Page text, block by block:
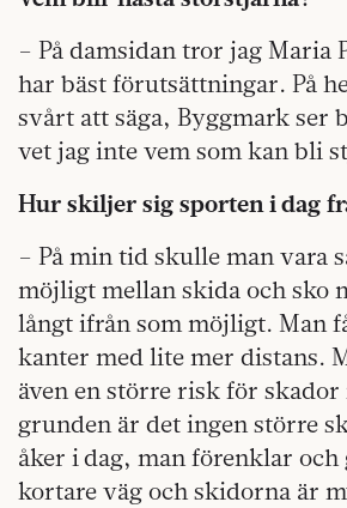
– På damsidan tror jag Maria
har bäst förutsättningar. På
svårt att säga, Byggmark ser
vet jag inte vem som kan bli
Hur skiljer sig sporten i dag
– På min tid skulle man vara
möjligt mellan skida och sko
långt ifrån som möjligt. Man
kanter med lite mer distans.
även en större risk för skador
grunden är det ingen större
åker i dag, man förenklar och
kortare väg och skidorna är